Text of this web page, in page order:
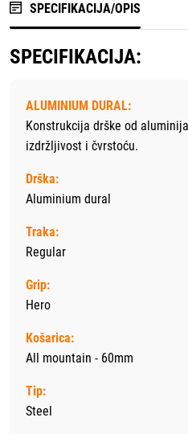
SPECIFIKACIJA/OPIS
SPECIFIKACIJA:
ALUMINIUM DURAL:
Konstrukcija drške od
izdržljivost i čvrstoću.
Drška:
Aluminium dural
Traka:
Regular
Grip:
Hero
Košarica:
All mountain - 60mm
Tip:
Steel